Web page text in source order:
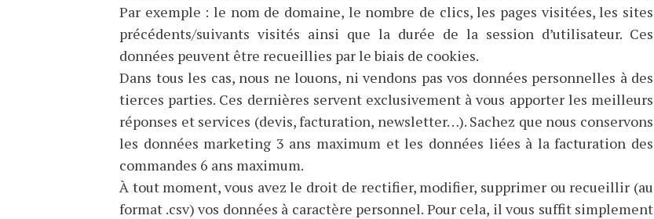
Par exemple : le nom de domaine, le nombre de clics, les pages visitées, les sites
précédents/suivants visités ainsi que la durée de la session d’utilisateur. Ces
données peuvent être recueillies par le biais de cookies.
Dans tous les cas, nous ne louons, ni vendons pas vos données personnelles à des
tierces parties. Ces dernières servent exclusivement à vous apporter les meilleurs
réponses et services (devis, facturation, newsletter…). Sachez que nous conservons
les données marketing 3 ans maximum et les données liées à la facturation des
commandes 6 ans maximum.
À tout moment, vous avez le droit de rectifier, modifier, supprimer ou recueillir (au
format .csv) vos données à caractère personnel. Pour cela, il vous suffit simplement